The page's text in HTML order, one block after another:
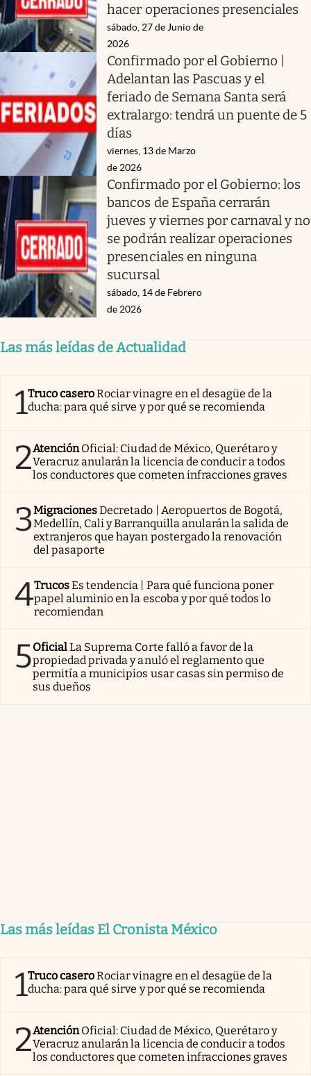
hacer operaciones presenciales
sábado, 27 de Junio de
2026
Confirmado por el Gobierno |
Adelantan las Pascuas y el
feriado de Semana Santa será
extralargo: tendrá un puente de 5
días
viernes, 13 de Marzo
de 2026
Confirmado por el Gobierno: los
bancos de España cerrarán
jueves y viernes por carnaval y no
se podrán realizar operaciones
presenciales en ninguna
sucursal
sábado, 14 de Febrero
de 2026
Las más leídas de Actualidad
1Truco caseroRociar vinagre en el desagüe de la
ducha: para qué sirve y por qué se recomienda
2AtenciónOficial: Ciudad de México, Querétaro y
Veracruz anularán la licencia de conducir a todos
los conductores que cometen infracciones graves
3MigracionesDecretado | Aeropuertos de Bogotá,
Medellín, Cali y Barranquilla anularán la salida de
extranjeros que hayan postergado la renovación
del pasaporte
4TrucosEs tendencia | Para qué funciona poner
papel aluminio en la escoba y por qué todos lo
recomiendan
5OficialLa Suprema Corte falló a favor de la
propiedad privada y anuló el reglamento que
permitía a municipios usar casas sin permiso de
sus dueños
Las más leídas El Cronista México
1Truco caseroRociar vinagre en el desagüe de la
ducha: para qué sirve y por qué se recomienda
2AtenciónOficial: Ciudad de México, Querétaro y
Veracruz anularán la licencia de conducir a todos
los conductores que cometen infracciones graves